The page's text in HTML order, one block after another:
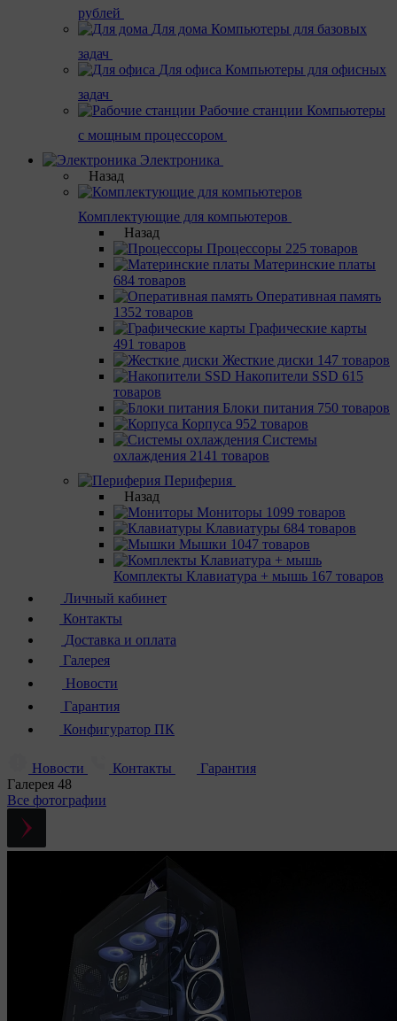
рублей
Для дома Компьютеры для базовых
задач
Для офиса Компьютеры для офисных
задач
Рабочие станции Компьютеры
с мощным процессором
Электроника
Назад
Комплектующие для компьютеров
Назад
Процессоры 225 товаров
Материнcкие платы
684 товаров
Оперативная память
1352 товаров
Графические карты
491 товаров
Жесткие диски 147 товаров
Накопители SSD 615
товаров
Блоки питания 750 товаров
Корпуса 952 товаров
Системы
охлаждения 2141 товаров
Периферия
Назад
Мониторы 1099 товаров
Клавиатуры 684 товаров
Мышки 1047 товаров
Комплекты Клавиатура + мышь 167 товаров
Личный кабинет
Контакты
Доставка и оплата
Галерея
Новости
Гарантия
Конфигуратор ПК
Новости Контакты
Гарантия
Галерея 48
Все фотографии